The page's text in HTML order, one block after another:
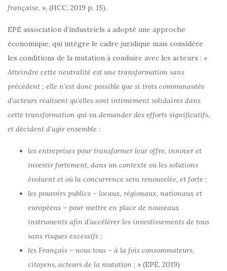
française. », (HCC, 2019 p. 15).
EPE association d’industriels a adopté une approche
économique, qui intègre le cadre juridique mais considère
les conditions de la mutation à conduire avec les acteurs : «
Atteindre cette neutralité est une transformation sans
précédent ; elle n’est donc possible que si trois communautés
d’acteurs réalisent qu’elles sont intimement solidaires dans
cette transformation qui va demander des efforts significatifs,
et décident d’agir ensemble :
les entreprises pour transformer leur offre, innover et
investir fortement, dans un contexte où les solutions
évoluent et où la concurrence sera renouvelée, et forte ;
les pouvoirs publics – locaux, régionaux, nationaux et
européens – pour mettre en place de nouveaux
instruments afin d’accélérer les investissements de tous
sans risques excessifs ;
les Français – nous tous – à la fois consommateurs,
citoyens, acteurs de la mutation ; » (EPE, 2019)